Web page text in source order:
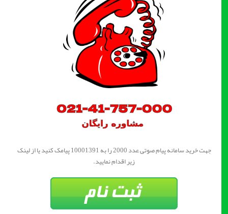
جهت خرید سامانه پیام صوتی عدد 2000 را به 10001391 پیامک کنید یا از لینک
زیر اقدام نمایید.